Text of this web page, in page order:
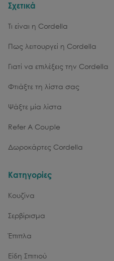
Σχετικά
Τι είναι η Cordella
Πως λειτουργεί η Cordella
Γιατί να επιλέξεις την Cordella
Φτιάξτε τη λίστα σας
Ψάξτε μία λίστα
Refer A Couple
Δωροκάρτες Cordella
Κατηγορίες
Κουζίνα
Σερβίρισμα
Έπιπλα
Είδη Σπιτιού